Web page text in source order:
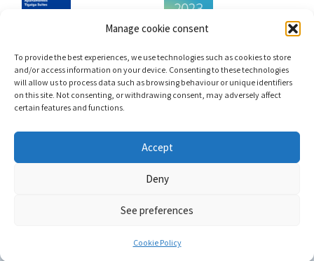
Manage cookie consent
To provide the best experiences, we use technologies such as cookies to store
and/or access information on your device. Consenting to these technologies
will allow us to process data such as browsing behaviour or unique identifiers
on this site. Not consenting, or withdrawing consent, may adversely affect
certain features and functions.
Accept
Deny
See preferences
Cookie Policy
Impressum und Datenschutz
Transparenz-Portal
Cookies
Copyright © 2023 |